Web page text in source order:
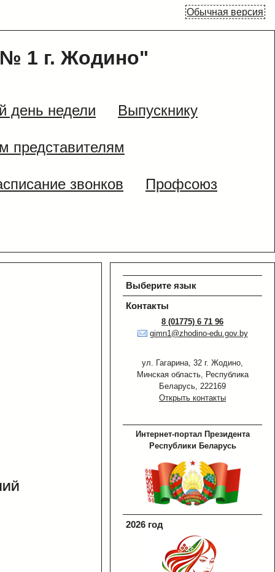
Обычная версия
№ 1 г. Жодино"
день недели Выпускнику
представителям
звонков Профсоюз
Выберите язык
Контакты
8 (01775) 6 71 96
gimn1@zhodino-edu.gov.by
ул. Гагарина, 32 г. Жодино,
Минская область, Республика
Беларусь, 222169
Открыть контакты
Интернет-портал Президента
Республики Беларусь
2026 год